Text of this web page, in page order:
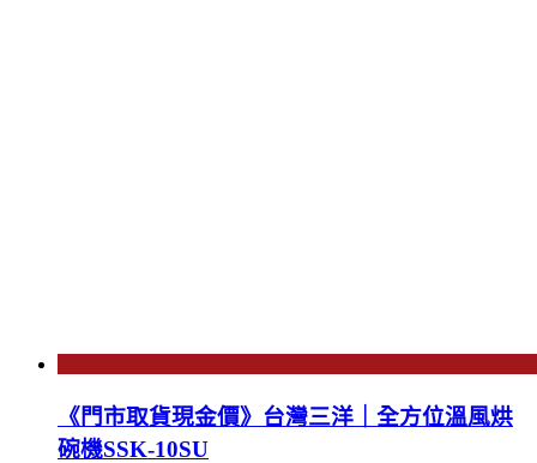
《門市取貨現金價》台灣三洋｜全方位溫風烘
碗機SSK-10SU